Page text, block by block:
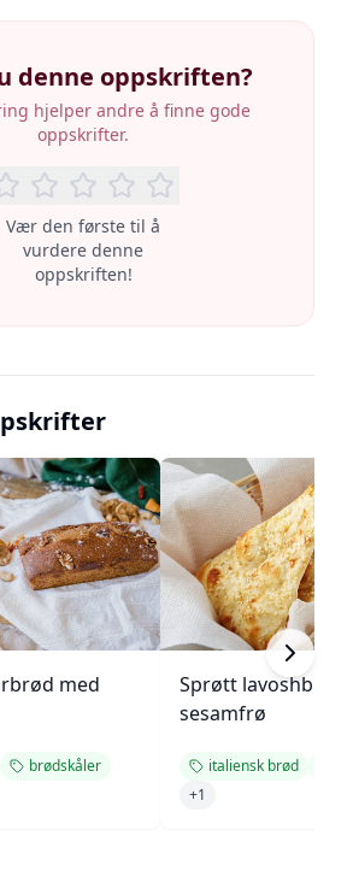
denne oppskriften?
hjelper andre å finne gode
oppskrifter.
Vær den første til å
vurdere denne
oppskriften!
med
brødskåler
Sprøtt lavoshbrød
sesamfrø
italiensk brød
+1